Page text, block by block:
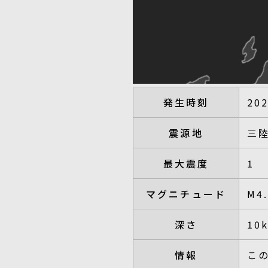
発生時刻
震源地 三
最大震度 1
マグニチュード
深さ
情報 こ